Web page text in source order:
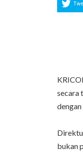
secara
bukan